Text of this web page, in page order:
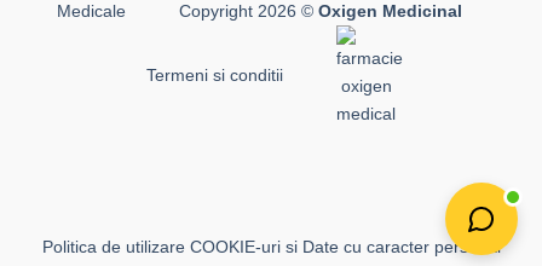
Medicale
Copyright 2026 © Oxigen Medicinal
Termeni si conditii
Politica de utilizare COOKIE-uri si Date cu caracter personal